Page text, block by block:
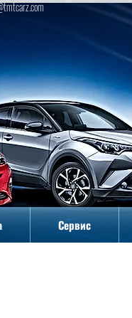
Сервис
Сервис